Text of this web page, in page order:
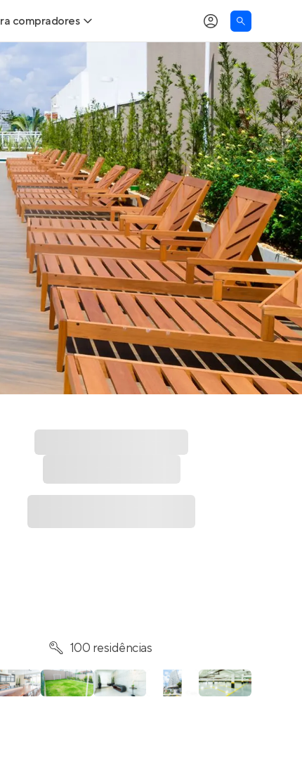
compradores
Buscar um imóvel novo
Calcule seu Poder de Compra
Comprar x Alugar
Correção do INCC
Simulador de Financiamento
Encontre um corretor
100 residências